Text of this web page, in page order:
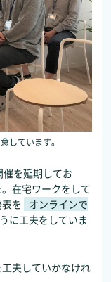
しています。
を延期してお
在宅ワークをして
を オンラインで
に工夫をしていま
夫していかなけれ